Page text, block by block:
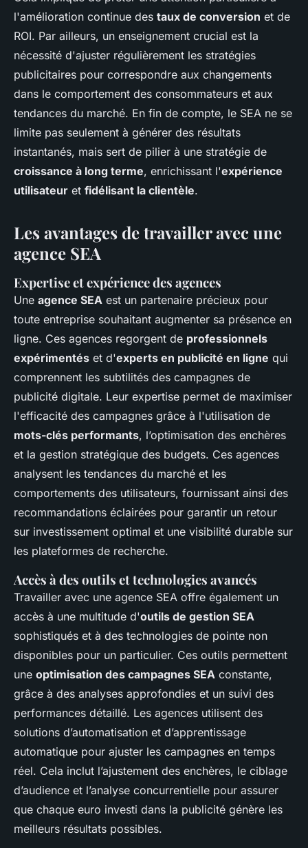
l'amélioration continue des taux de conversion et de
ROI. Par ailleurs, un enseignement crucial est la
nécessité d'ajuster régulièrement les stratégies
publicitaires pour correspondre aux changements
dans le comportement des consommateurs et aux
tendances du marché. En fin de compte, le SEA ne se
limite pas seulement à générer des résultats
instantanés, mais sert de pilier à une stratégie de
croissance à long terme, enrichissant l'expérience
utilisateur et fidélisant la clientèle.
Les avantages de travailler avec une
agence SEA
Expertise et expérience des agences
Une agence SEA est un partenaire précieux pour
toute entreprise souhaitant augmenter sa présence en
ligne. Ces agences regorgent de professionnels
expérimentés et d'experts en publicité en ligne qui
comprennent les subtilités des campagnes de
publicité digitale. Leur expertise permet de maximiser
l'efficacité des campagnes grâce à l'utilisation de
mots-clés performants, l’optimisation des enchères
et la gestion stratégique des budgets. Ces agences
analysent les tendances du marché et les
comportements des utilisateurs, fournissant ainsi des
recommandations éclairées pour garantir un retour
sur investissement optimal et une visibilité durable sur
les plateformes de recherche.
Accès à des outils et technologies avancés
Travailler avec une agence SEA offre également un
accès à une multitude d'outils de gestion SEA
sophistiqués et à des technologies de pointe non
disponibles pour un particulier. Ces outils permettent
une optimisation des campagnes SEA constante,
grâce à des analyses approfondies et un suivi des
performances détaillé. Les agences utilisent des
solutions d’automatisation et d’apprentissage
automatique pour ajuster les campagnes en temps
réel. Cela inclut l’ajustement des enchères, le ciblage
d’audience et l’analyse concurrentielle pour assurer
que chaque euro investi dans la publicité génère les
meilleurs résultats possibles.